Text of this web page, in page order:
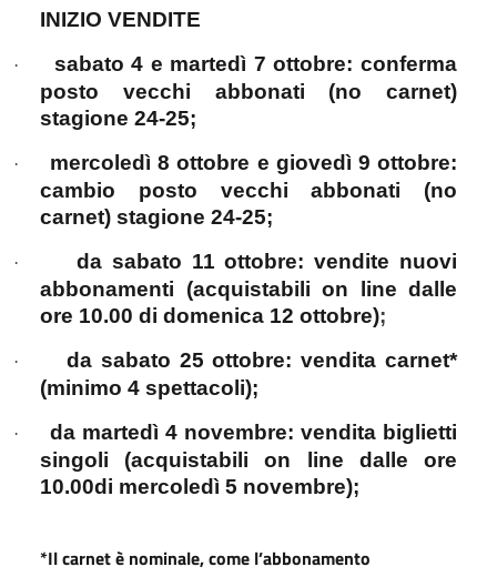
INIZIO VENDITE
·
sabato 4 e martedì 7 ottobre: conferma
posto vecchi abbonati (no carnet)
stagione 24-25;
·
mercoledì 8 ottobre e giovedì 9 ottobre:
cambio posto vecchi abbonati (no
carnet) stagione 24-25;
·
da sabato 11 ottobre: vendite nuovi
abbonamenti (acquistabili on line dalle
ore 10.00 di domenica 12 ottobre);
·
da sabato 25 ottobre: vendita carnet*
(minimo 4 spettacoli);
·
da martedì 4 novembre: vendita biglietti
singoli (acquistabili on line dalle ore
10.00di mercoledì 5 novembre);
*Il carnet è nominale, come l’abbonamento